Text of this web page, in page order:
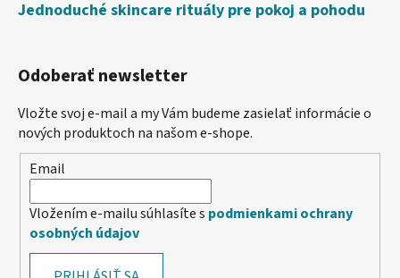
Jednoduché skincare rituály pre pokoj a pohodu
Odoberať newsletter
Vložte svoj e-mail a my Vám budeme zasielať informácie o
nových produktoch na našom e-shope.
Email
Vložením e-mailu súhlasíte s podmienkami ochrany
osobných údajov